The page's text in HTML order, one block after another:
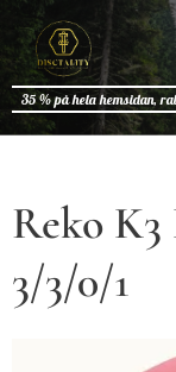
35 % på hela hemsidan,
Reko
3/3/0/1